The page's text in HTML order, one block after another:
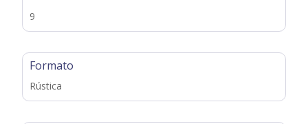
9
Formato
Rústica